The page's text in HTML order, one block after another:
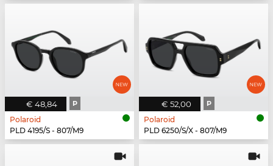
€ 48,84 P
Polaroid
PLD 4195/S - 807/M9
€ 52,00 P
Polaroid
PLD 6250/S/X - 807/M9